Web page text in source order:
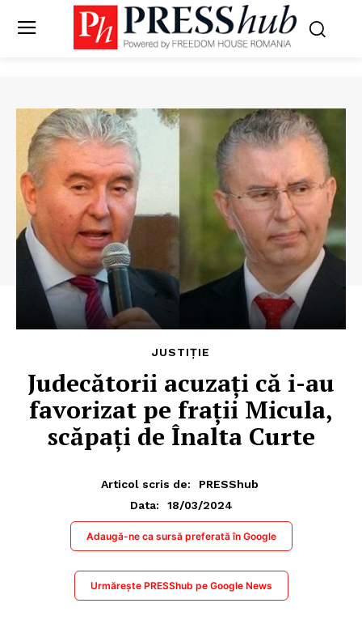
JUSTIȚIE
Judecătorii acuzați că i-au
favorizat pe frații Micula,
scăpați de Înalta Curte
Articol scris de:
PRESShub
Data:
18/03/2024
Adaugă-ne ca sursă preferată în Google
Urmărește PRESShub pe Google News